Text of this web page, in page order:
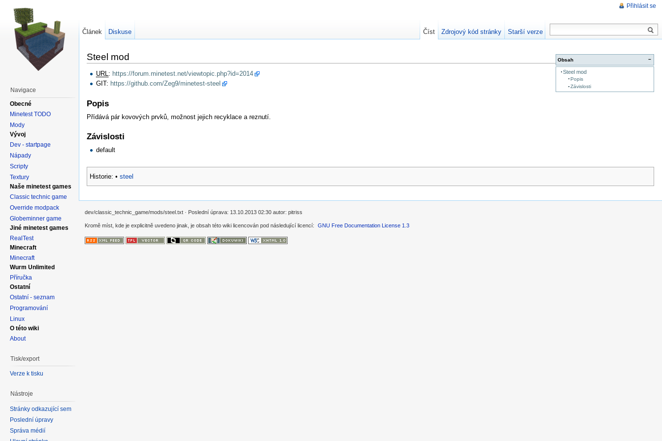
−
Obsah
Steel mod
Popis
Závislosti
Steel mod
URL: https://forum.minetest.net/viewtopic.php?id=2014
GIT: https://github.com/Zeg9/minetest-steel
Popis
Přídává pár kovových prvků, možnost jejich recyklace a reznutí.
Závislosti
default
Historie: • steel
Přihlásit se
Článek Diskuse Číst Zdrojový kód stránky Starší verze
Navigace
Obecné
Minetest TODO
Mody
Vývoj
Dev - startpage
Nápady
Scripty
Textury
Naše minetest games
Classic technic game
Override modpack
Globeminner game
Jiné minetest games
RealTest
Minecraft
Minecraft
Wurm Unlimited
Příručka
Ostatní
Ostatní - seznam
Programování
Linux
O této wiki
About
Tisk/export
Verze k tisku
Nástroje
Stránky odkazující sem
Poslední úpravy
Správa médií
dev/classic_technic_game/mods/steel.txt · Poslední úprava: 13.10.2013 02:30 autor: pitriss
Kromě míst, kde je explicitně uvedeno jinak, je obsah této wiki licencován pod následující licencí: GNU Free Documentation License 1.3